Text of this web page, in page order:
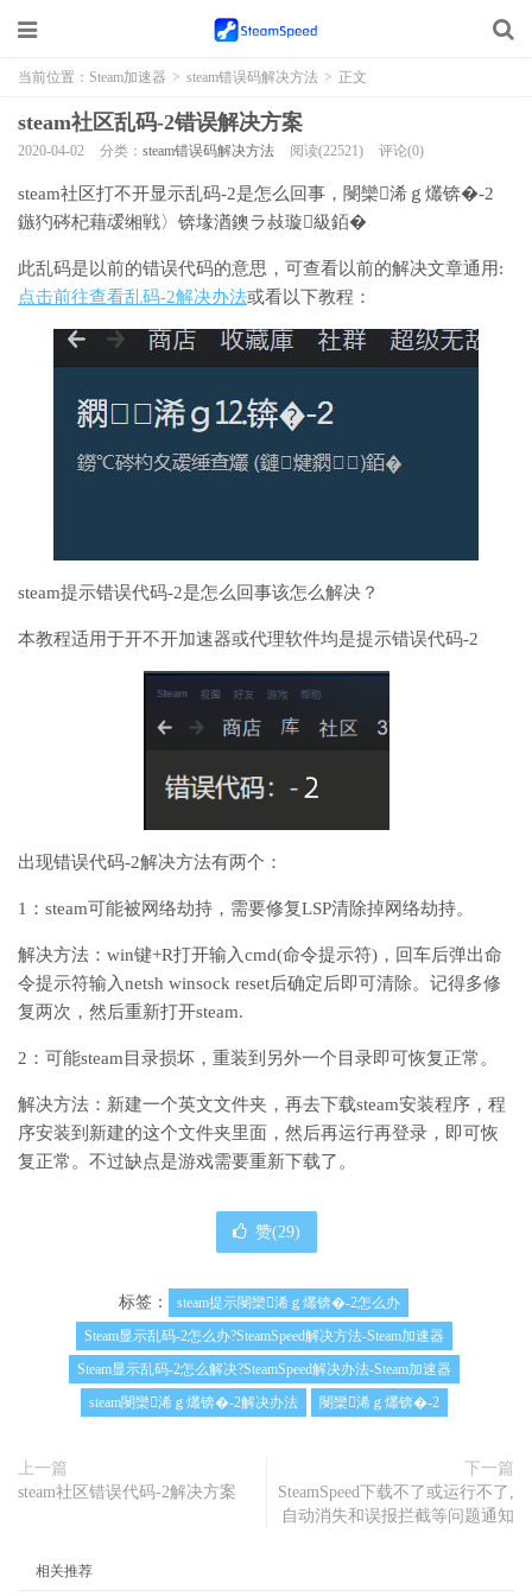
当前位置： Steam加速器 > steam错误码解决方法 > 正文
steam社区乱码-2错误解决方案
2020-04-02 分类： steam错误码解决方法 阅读(22521) 评论(0)
steam社区打不开显示乱码-2是怎么回事，閿欒浠ｇ爜锛�-2
鏃犳硶杞藉叆缃戦〉锛堟湭鐭ラ敊璇級銆�
此乱码是以前的错误代码的意思，可查看以前的解决文章通用:
点击前往查看乱码-2解决办法或看以下教程：
steam提示错误代码-2是怎么回事该怎么解决？
本教程适用于开不开加速器或代理软件均是提示错误代码-2
出现错误代码-2解决方法有两个：
1：steam可能被网络劫持，需要修复LSP清除掉网络劫持。
解决方法：win键+R打开输入cmd(命令提示符)，回车后弹出命
令提示符输入netsh winsock reset后确定后即可清除。记得多修
复两次，然后重新打开steam.
2：可能steam目录损坏，重装到另外一个目录即可恢复正常。
解决方法：新建一个英文文件夹，再去下载steam安装程序，程
序安装到新建的这个文件夹里面，然后再运行再登录，即可恢
复正常。不过缺点是游戏需要重新下载了。
赞(29)
标签：
steam提示閿欒浠ｇ爜锛�-2怎么办
Steam显示乱码-2怎么办?SteamSpeed解决方法-Steam加速器
Steam显示乱码-2怎么解决?SteamSpeed解决办法-Steam加速器
steam閿欒浠ｇ爜锛�-2解决办法
閿欒浠ｇ爜锛�-2
上一篇
steam社区错误代码-2解决方案
下一篇
SteamSpeed下载不了或运行不了,
自动消失和误报拦截等问题通知
相关推荐